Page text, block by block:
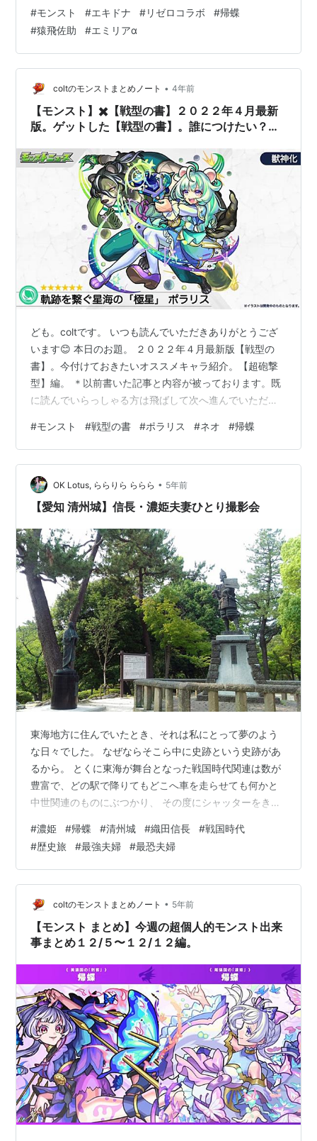
究極クエストが発表されました。 今回は通常のクエスト
のみで終わってしまうのかもと思っていたので、ちょっ
とテンション上がっちゃいました。 しかも強欲の魔女で
ある【エキドナ】が降臨するとは！！ イラストも好きだ
し、運枠にしては性能も良いので、これは確実に運極に
したい！！ という…
#モンスト #エキドナ #リゼロコラボ #帰蝶
#猿飛佐助 #エミリアα
coltのモンストまとめノート • 4年前
【モンスト】✖️【戦型の書】２０２２年４月最新
版。ゲットした【戦型の書】。誰につけたい？超
ども。coltです。 いつも読んでいただきありがとうござ
います😊 本日のお題。 ２０２２年４月最新版【戦型の
書】。今付けておきたいオススメキャラ紹介。【超砲撃
型】編。 ＊以前書いた記事と内容が被っております。既
に読んでいらっしゃる方は飛ばして次へ進んでいただけ
ートで 【戦型の書】に上方修正が入りましたね。 現在２
０２２年の４月に入っているので約１年が過ぎようとし
ていますが、この１年の間にコラボキャラや限定イベン
トのキャラを含めて獣神化強キャラ達が続々と登場して
いますね。 おかげさまで戦型の書をどのキャラに付けよ
#モンスト #戦型の書 #ポラリス #ネオ #帰蝶
OK Lotus, ららりら ららら • 5年前
【愛知 清州城】信長・濃姫夫妻ひとり撮影会
東海地方に住んでいたとき、それは私にとって夢のよう
な日々でした。 なぜならそこら中に史跡という史跡があ
るから。 とくに東海が舞台となった戦国時代関連は数が
豊富で、どの駅で降りてもどこへ車を走らせても何かと
中世関連のものにぶつかり、 その度にシャッターをきっ
な趣味の一環として撮りだめた写真の中から 清州城 信長
夫妻ひとり撮影会 について書いていきます。 ※写真は全
て筆者のスマートフォンで撮影しています。撮影した時
期はバラバラです。 濃姫推しが行く 濃姫とは 二人の転
換期、清州 夫妻、撮影の儀 アクセス＆見どころ アクセ
ス 見どころ 濃姫＞＞（…
#濃姫 #帰蝶 #清州城 #織田信長 #戦国時代
#歴史旅 #最強夫婦 #最恐夫婦
coltのモンストまとめノート • 5年前
【モンスト まとめ】今週の超個人的モンスト出来
事まとめ１２/５〜１２/１２編。